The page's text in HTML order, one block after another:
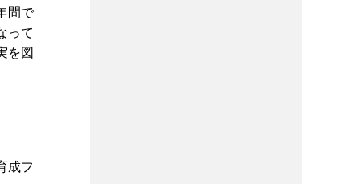
間で
って
を図
成フ